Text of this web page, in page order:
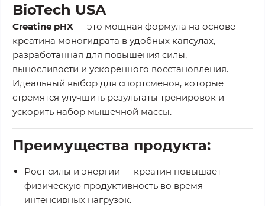
BioTech USA
Creatine pHX — это мощная формула на основе
креатина моногидрата в удобных капсулах,
разработанная для повышения силы,
выносливости и ускоренного восстановления.
Идеальный выбор для спортсменов, которые
стремятся улучшить результаты тренировок и
ускорить набор мышечной массы.
Преимущества продукта:
Рост силы и энергии — креатин повышает
физическую продуктивность во время
интенсивных нагрузок.